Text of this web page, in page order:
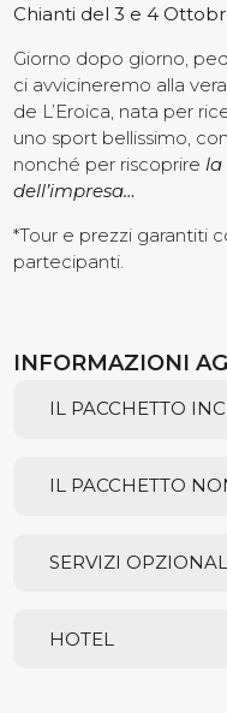
Chianti del 3 e 4
Giorno dopo giorno,
ci avvicineremo alla
de L’Eroica, nata per
uno sport bellissimo,
nonché per riscoprire la
dell’impresa…
*Tour e prezzi garantiti
partecipanti.
INFORMAZIONI
IL PACCHETTO
IL PACCHETTO
SERVIZI
HOTEL